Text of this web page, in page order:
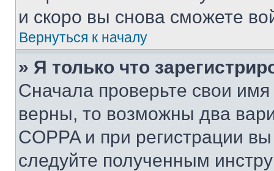
и скоро вы снова сможете
Вернуться к началу
» Я только что
Сначала проверьте свои
верны, то возможны два
COPPA и при регистрации
следуйте полученным